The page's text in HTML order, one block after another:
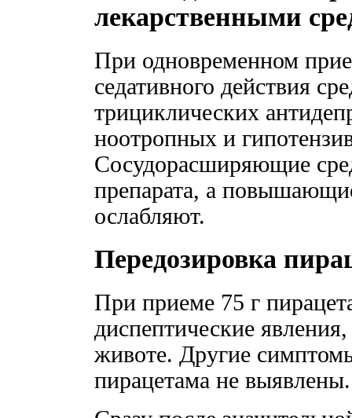
лекарственными
При одновременном
седативного действия
трициклических
ноотропных и
Сосудорасширяющие
препарата, а
ослабляют.
Передозировка
При приеме 75 г
диспептические
животе. Другие
пирацетама не выявлены.